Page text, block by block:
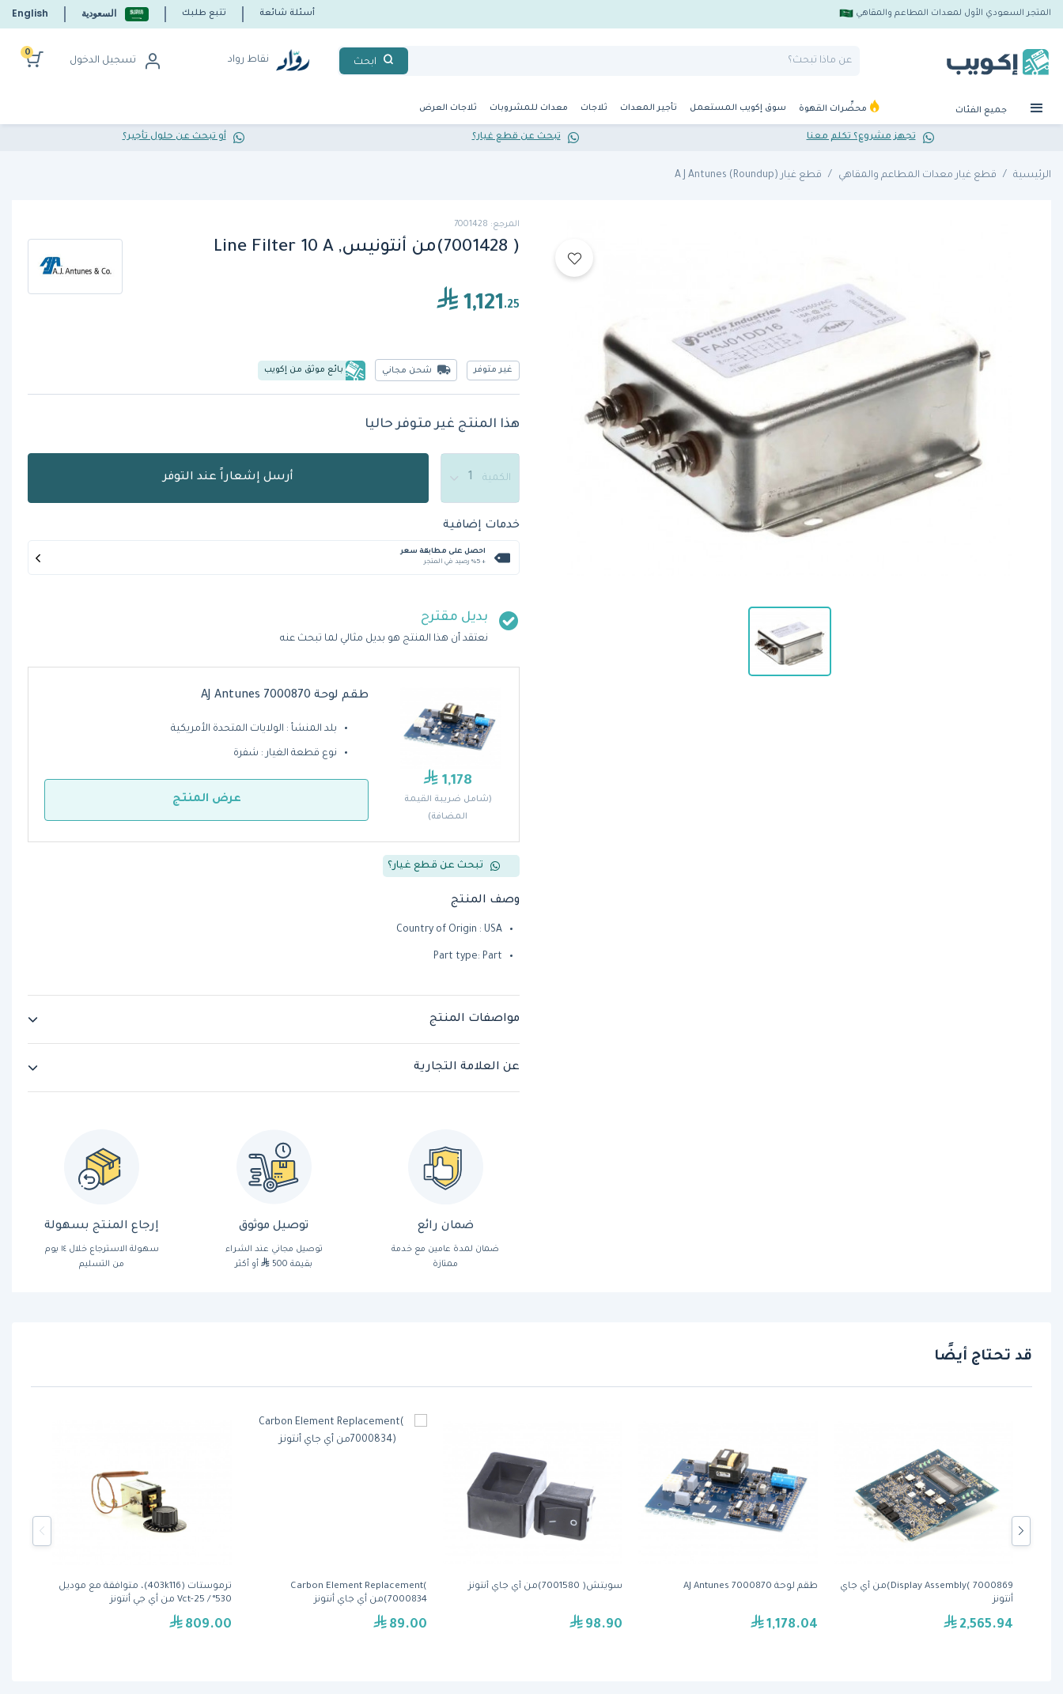
المتجر السعودي الأول لمعدات المطاعم والمقاهي أسئلة شائعة تتبع طلبك السعودية English
ابحث نقاط رواد تسجيل الدخول
0
جميع الفئات محضِّرات القهوة سوق إكويب المستعمل تأجير المعدات ثلاجات معدات للمشروبات ثلاجات العرض
تجهز مشروع؟ تكلم معنا تبحث عن قطع غيار؟ أو تبحث عن حلول تأجير؟
الرئيسية قطع غيار معدات المطاعم والمقاهي قطع غيار A J Antunes (Roundup)
المرجع: 7001428
( 7001428)من أنتونيس, Line Filter 10 A
1,121.25
غير متوفر شحن مجاني بائع موثق من إكويب
هذا المنتج غير متوفر حاليا
الكمية أرسل إشعاراً عند التوفر
خدمات إضافية
احصل على مطابقة سعر
+ %5 رصيد في المتجر
بديل مقترح
نعتقد أن هذا المنتج هو بديل مثالي لما تبحث عنه
1,178
(شامل ضريبة القيمة
المضافة)
طقم لوحة AJ Antunes 7000870
بلد المنشأ : الولايات المتحدة الأمريكية
نوع قطعة الغيار : شفرة
عرض المنتج
تبحث عن قطع غيار؟
وصف المنتج
Country of Origin : USA
Part type: Part
مواصفات المنتج
عن العلامة التجارية
ضمان رائع
ضمان لمدة عامين مع خدمة
ممتازة
توصيل موثوق
توصيل مجاني عند الشراء
بقيمة 500
أو أكثر
إرجاع المنتج بسهولة
سهولة الاسترجاع خلال ١٤ يوم
من التسليم
قد تحتاج أيضًا
ترموستات (403k116)، متوافقة مع موديل
530° / Vct-25 من أي جي أنتونز
809.00
Carbon Element Replacement(
7000834)من أي جاي أنتونز
89.00
سويتش( 7001580)من أي جاي أنتونز
98.90
طقم لوحة AJ Antunes 7000870
1,178.04
Display Assembly( 7000869)من أي جاي
أنتونز
2,565.94